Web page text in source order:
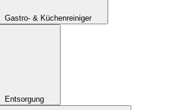
Gastro- & Küchenreiniger
Entsorgung